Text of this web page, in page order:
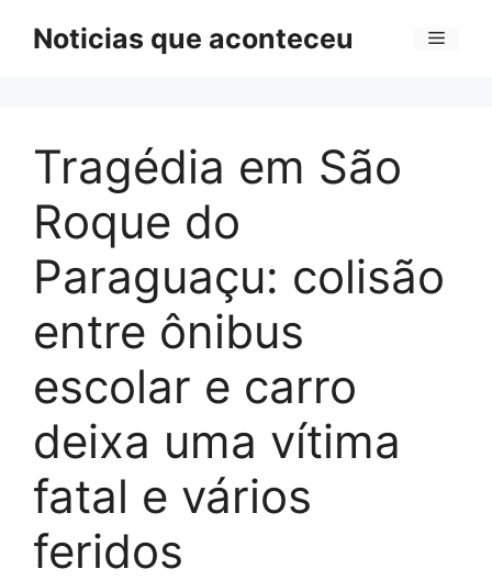
Noticias que aconteceu Menu
Tragédia em São
Roque do
Paraguaçu: colisão
entre ônibus
escolar e carro
deixa uma vítima
fatal e vários
feridos